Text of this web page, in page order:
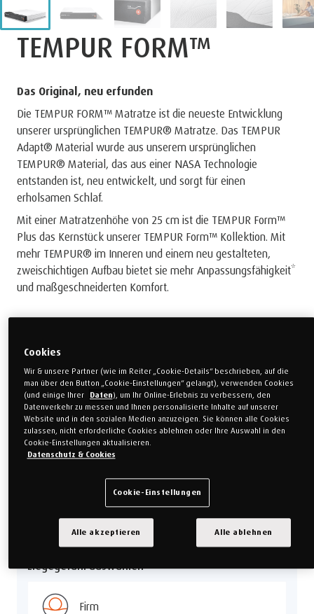
TEMPUR FORM™
Das Original, neu erfunden
Die TEMPUR FORM™ Matratze ist die neueste Entwicklung
unserer ursprünglichen TEMPUR® Matratze. Das TEMPUR
Adapt® Material wurde aus unserem ursprünglichen
TEMPUR® Material, das aus einer NASA Technologie
entstanden ist, neu entwickelt, und sorgt für einen
erholsamen Schlaf.
Mit einer Matratzenhöhe von 25 cm ist die TEMPUR Form™
Plus das Kernstück unserer TEMPUR Form™ Kollektion. Mit
mehr TEMPUR® im Inneren und einem neu gestalteten,
zweischichtigen Aufbau bietet sie mehr Anpassungsfähigkeit*
und maßgeschneiderten Komfort.
*Basierend auf internen Tests zum Vergleich von TEMPUR Form™ Ultra und TEMPUR Form™
Plus mit TEMPUR Form™ Original, durchgeführt von Dan-Foam ApS im März 2024.
Matratzenhöhe auswählen
Form Plus
Liegegefühl auswählen
Firm
Cookies
Wir & unsere Partner (wie im Reiter „Cookie-Details“ beschrieben, auf die
man über den Button „Cookie-Einstellungen“ gelangt), verwenden Cookies
(und einige Ihrer
Daten), um Ihr Online-Erlebnis zu verbessern, den
Datenverkehr zu messen und Ihnen personalisierte Inhalte auf unserer
Website und in den sozialen Medien anzuzeigen. Sie können alle Cookies
zulassen, nicht erforderliche Cookies ablehnen oder Ihre Auswahl in den
Cookie-Einstellungen aktualisieren.
Datenschutz & Cookies
Cookie-Einstellungen
Alle ablehnen
Alle akzeptieren